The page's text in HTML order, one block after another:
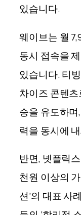
있습니다.
웨이브는 월
동시 접속을
있습니다. 티
차이즈 콘텐
승을 유도하
력을 동시에
반면, 넷플릭
천원 이상의
션’의 대표 사